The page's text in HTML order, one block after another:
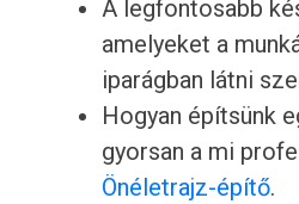
A legfontosabb
amelyeket a
iparágban látni
Hogyan építsünk
gyorsan a mi
Önéletrajz-építő.